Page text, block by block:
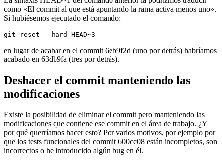
como «El commit al que está apuntando la rama activa menos uno».
Si hubiésemos ejecutado el comando:
git reset --hard HEAD~3
en lugar de acabar en el commit 6eb9f2d (uno por detrás) habríamos
acabado en 63db9fa (tres por detrás).
Deshacer el commit manteniendo las
modificaciones
Existe la posibilidad de eliminar el commit pero manteniendo las
modificaciones que contiene ese commit en el área de trabajo. ¿Y
por qué querríamos hacer esto? Por varios motivos, por ejemplo por
que los tests funcionales del commit 600cc08 están incompletos, son
incorrectos o he introducido algún bug en él.